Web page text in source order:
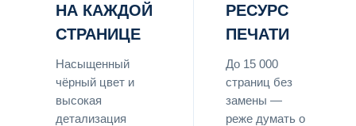
НА КАЖДОЙ
СТРАНИЦЕ
Насыщенный
чёрный цвет и
высокая
детализация
РЕСУРС
ПЕЧАТИ
До 15 000
страниц без
замены —
реже думать о